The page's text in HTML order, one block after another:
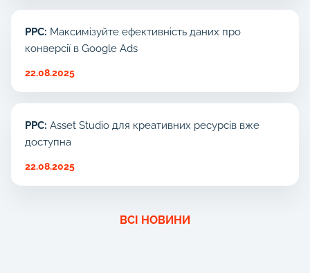
PPC: Максимізуйте ефективність даних про
конверсії в Google Ads
22.08.2025
PPC: Asset Studio для креативних ресурсів вже
доступна
22.08.2025
ВСІ НОВИНИ